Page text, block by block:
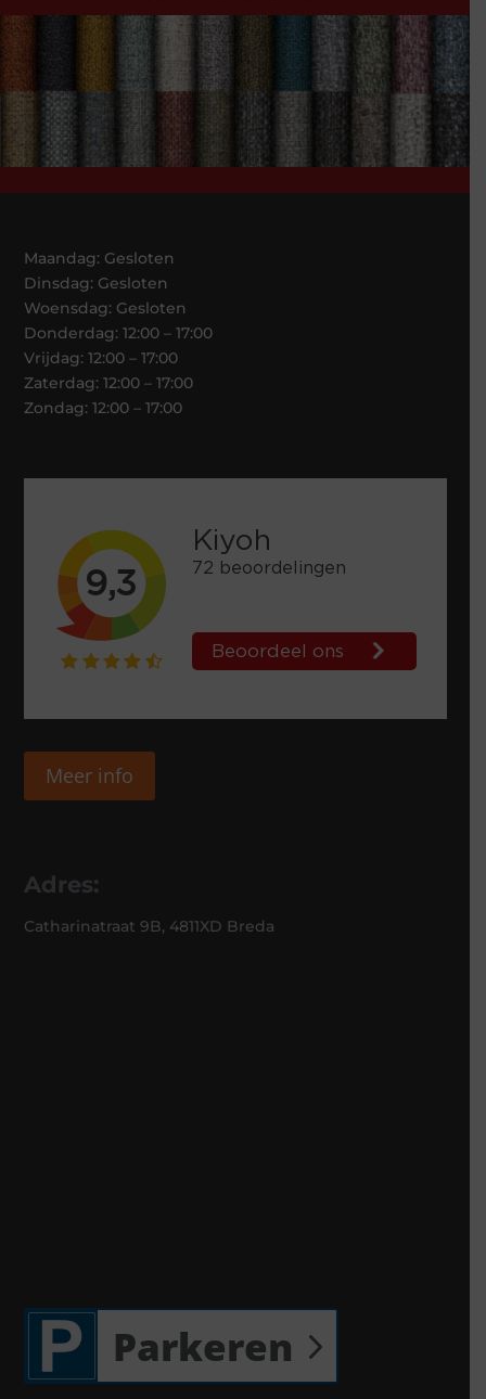
Maandag: Gesloten
Dinsdag: Gesloten
Woensdag: Gesloten
Donderdag: 12:00 – 17:00
Vrijdag: 12:00 – 17:00
Zaterdag: 12:00 – 17:00
Zondag: 12:00 – 17:00
Meer info
Adres:
Catharinatraat 9B, 4811XD Breda
Parkeren